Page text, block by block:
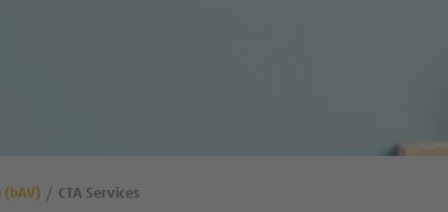
(bAV) CTA Services